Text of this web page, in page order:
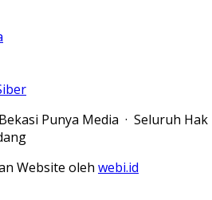
Punya Media · Seluruh Hak
Website oleh webi.id